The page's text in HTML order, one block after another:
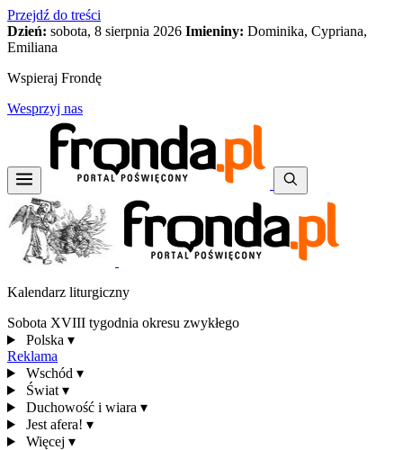
Przejdź do treści
Dzień: sobota, 8 sierpnia 2026 Imieniny: Dominika, Cypriana,
Emiliana
Wspieraj Frondę
Wesprzyj nas
Kalendarz liturgiczny
Sobota XVIII tygodnia okresu zwykłego
Polska ▾
Reklama
Wschód ▾
Świat ▾
Duchowość i wiara ▾
Jest afera! ▾
Więcej ▾